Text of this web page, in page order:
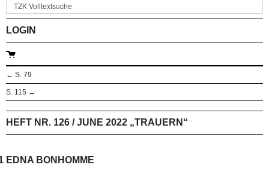
LOGIN
← S. 79
S. 115 →
HEFT NR. 126 / JUNE 2022 „TRAUERN“
EDNA ­BONHOMME